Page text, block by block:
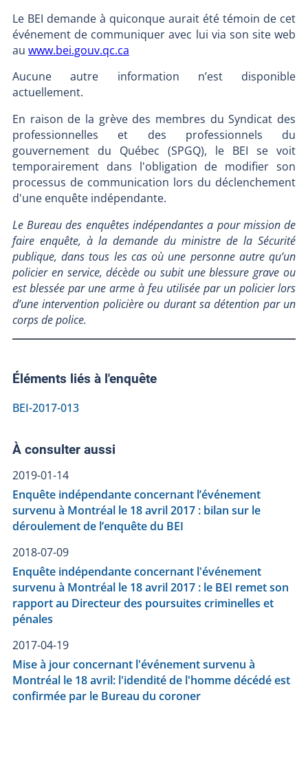
Le BEI demande à quiconque aurait été témoin de cet
événement de communiquer avec lui via son site web
au www.bei.gouv.qc.ca
Aucune autre information n’est disponible
actuellement.
En raison de la grève des membres du Syndicat des
professionnelles et des professionnels du
gouvernement du Québec (SPGQ), le BEI se voit
temporairement dans l'obligation de modifier son
processus de communication lors du déclenchement
d'une enquête indépendante.
Le Bureau des enquêtes indépendantes a pour mission de
faire enquête, à la demande du ministre de la Sécurité
publique, dans tous les cas où une personne autre qu’un
policier en service, décède ou subit une blessure grave ou
est blessée par une arme à feu utilisée par un policier lors
d’une intervention policière ou durant sa détention par un
corps de police.
Éléments liés à l'enquête
BEI-2017-013
À consulter aussi
2019-01-14
Enquête indépendante concernant l’événement
survenu à Montréal le 18 avril 2017 : bilan sur le
déroulement de l’enquête du BEI
2018-07-09
Enquête indépendante concernant l'événement
survenu à Montréal le 18 avril 2017 : le BEI remet son
rapport au Directeur des poursuites criminelles et
pénales
2017-04-19
Mise à jour concernant l'événement survenu à
Montréal le 18 avril: l'idendité de l'homme décédé est
confirmée par le Bureau du coroner